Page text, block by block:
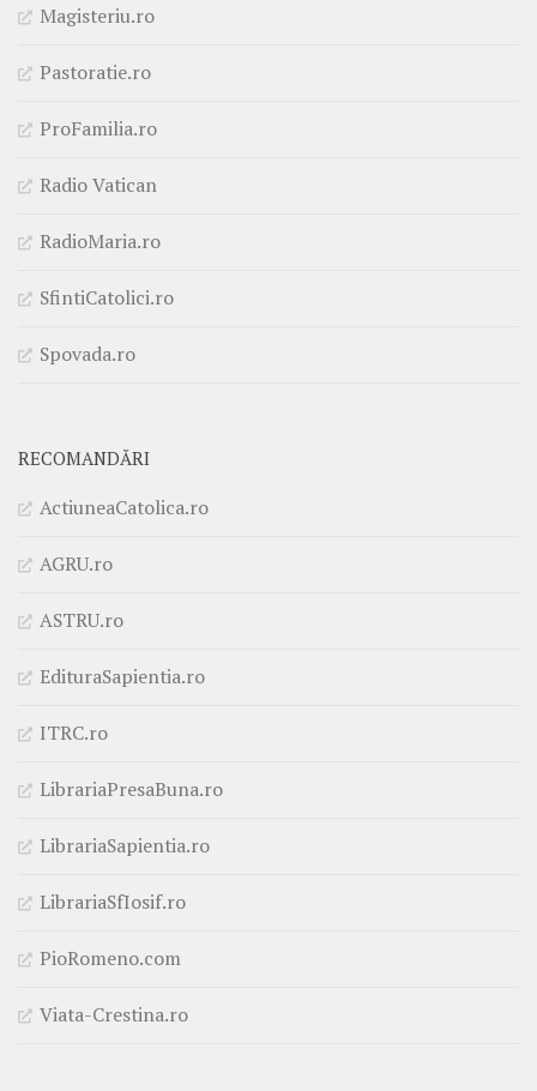
Magisteriu.ro
Pastoratie.ro
ProFamilia.ro
Radio Vatican
RadioMaria.ro
SfintiCatolici.ro
Spovada.ro
RECOMANDĂRI
ActiuneaCatolica.ro
AGRU.ro
ASTRU.ro
EdituraSapientia.ro
ITRC.ro
LibrariaPresaBuna.ro
LibrariaSapientia.ro
LibrariaSfIosif.ro
PioRomeno.com
Viata-Crestina.ro